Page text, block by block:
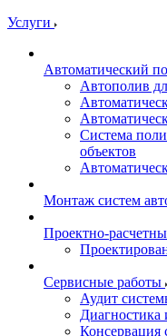
Услуги
Автоматический
Автополив
Система
объектов
Монтаж систем
Проектно-
Сервисные работы
Аудит
Диагностика
Консервация